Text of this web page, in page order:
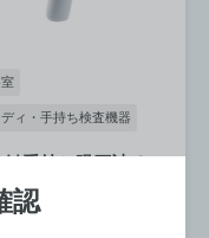
認
ィ・手持ち検査機器
触手持ち眼圧計 ト
ア